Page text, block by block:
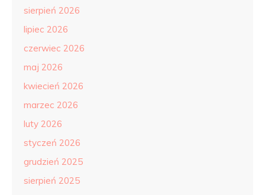
sierpień 2026
lipiec 2026
czerwiec 2026
maj 2026
kwiecień 2026
marzec 2026
luty 2026
styczeń 2026
grudzień 2025
sierpień 2025